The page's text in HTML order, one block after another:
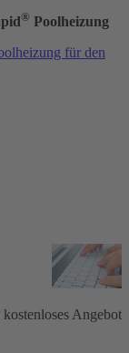
® Poolheizung
Angebot